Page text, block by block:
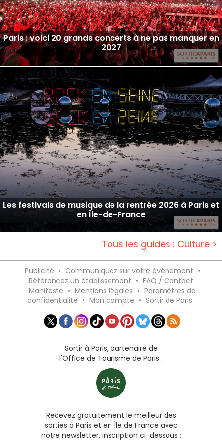
Paris : voici 20 grands concerts à ne pas manquer en
2027
Les festivals de musique de la rentrée 2026 à Paris et
en Île-de-France
Tous les guides : Culture >
Publicité • Communiquez sur votre événement •
Référencez un établissement • FAQ / Contact
Manifeste • Mentions légales • Paramètres de
confidentialité • Mon compte • Sortir de Paris
Sortir à Paris, partenaire de
l'Office de Tourisme de Paris :
Recevez gratuitement le meilleur des
sorties à Paris et en Île de France avec
notre newsletter, inscription ci-dessous :